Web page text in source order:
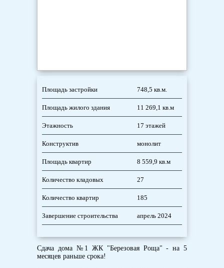
Площадь застройки 748,5 кв.м.
Площадь жилого здания 11 269,1 кв.м
Этажность 17 этажей
Конструктив монолит
Площадь квартир 8 559,9 кв.м
Количество кладовых 27
Количество квартир 185
Завершение строительства апрель 2024
Сдача дома №1 ЖК "Березовая Роща" - на 5
месяцев раньше срока!